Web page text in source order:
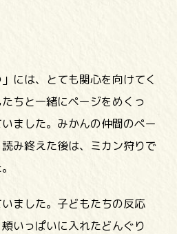
には、とても関心を向けてく
ちと一緒にページをめくっ
ました。みかんの仲間のペー
み終えた後は、ミカン狩りで
ました。子どもたちの反応
いっぱいに入れたどんぐり